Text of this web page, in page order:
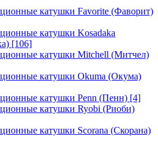
катушки Favorite (Фаворит)
катушки Kosadaka
[106]
катушки Mitchell (Митчел)
катушки Okuma (Окума)
катушки Penn (Пенн) [4]
катушки Ryobi (Риоби)
катушки Scorana (Скорана)